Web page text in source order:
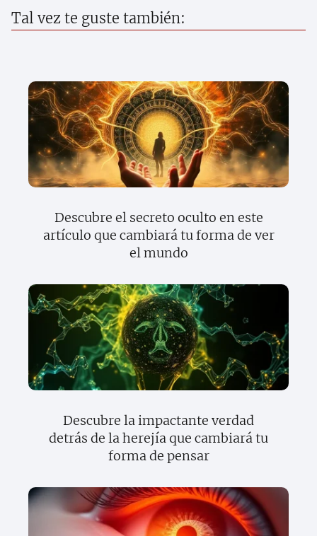
Tal vez te guste también:
Descubre el secreto oculto en este
artículo que cambiará tu forma de ver
el mundo
Descubre la impactante verdad
detrás de la herejía que cambiará tu
forma de pensar